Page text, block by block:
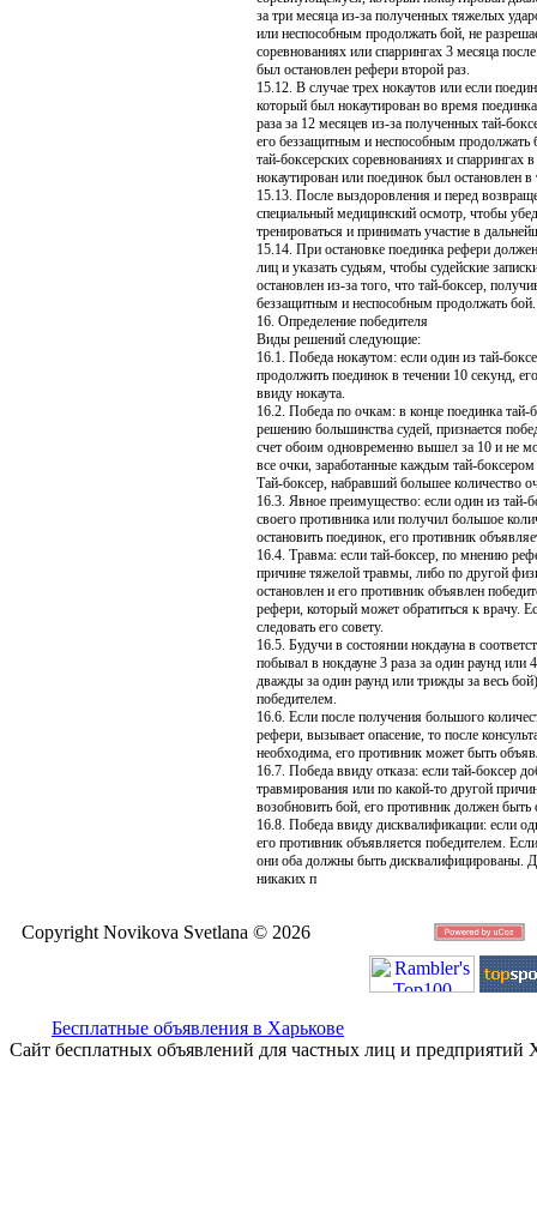
за три месяца из-за полученных тяжелых
или неспособным продолжать бой, не
соревнованиях или спаррингах 3 месяца
был остановлен рефери второй раз.
15.12. В случае трех нокаутов или если
который был нокаутирован во время
раза за 12 месяцев из-за полученных тай-
его беззащитным и неспособным продолжать
тай-боксерских соревнованиях и спаррингах
нокаутирован или поединок был остановлен в
15.13. После выздоровления и перед
специальный медицинский осмотр, чтобы
тренироваться и принимать участие в
15.14. При остановке поединка рефери
лиц и указать судьям, чтобы судейские
остановлен из-за того, что тай-боксер,
беззащитным и неспособным продолжать бой.
16. Определение победителя
Виды решений следующие:
16.1. Победа нокаутом: если один из тай-
продолжить поединок в течении 10 секунд,
ввиду нокаута.
16.2. Победа по очкам: в конце поединка
решению большинства судей, признается
счет обоим одновременно вышел за 10 и не
все очки, заработанные каждым тай-
Тай-боксер, набравший большее количество
16.3. Явное преимущество: если один из
своего противника или получил большое
остановить поединок, его противник
16.4. Травма: если тай-боксер, по мнению
причине тяжелой травмы, либо по другой
остановлен и его противник объявлен
рефери, который может обратиться к врачу.
следовать его совету.
16.5. Будучи в состоянии нокдауна в
побывал в нокдауне 3 раза за один раунд или
дважды за один раунд или трижды за весь
победителем.
16.6. Если после получения большого
рефери, вызывает опасение, то после
необходима, его противник может быть
16.7. Победа ввиду отказа: если тай-боксер
травмирования или по какой-то другой
возобновить бой, его противник должен быть
16.8. Победа ввиду дисквалификации: если
его противник объявляется победителем.
они оба должны быть дисквалифицированы.
никаких п
Copyright Novikova Svetlana © 2026
Бесплатные объявления в Харькове
Сайт бесплатных объявлений для частных лиц и предприятий